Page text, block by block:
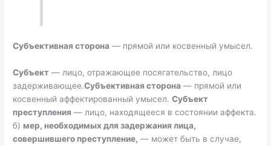
Субъективная сторона — прямой или косвенный умысел.
Субъект — лицо, отражающее посягательство, лицо
задерживающее.Субъективная сторона — прямой или
косвенный аффектированный умысел.Субъект
преступления — лицо, находящееся в состоянии аффекта.
б) мер, необходимых для задержания лица,
совершившего преступление, — может быть в случае,